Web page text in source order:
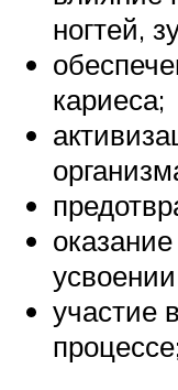
ногтей,
кариеса;
участие